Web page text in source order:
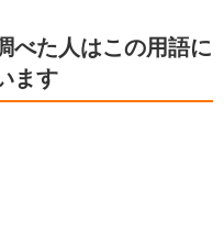
べた人はこの用語に
ます